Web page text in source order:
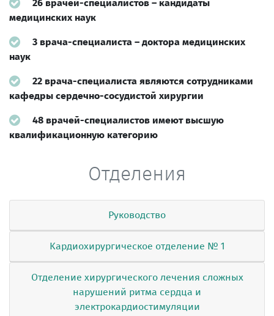
26 врачей-специалистов – кандидаты
медицинских наук
3 врача-специалиста – доктора медицинских
наук
22 врача-специалиста являются сотрудниками
кафедры сердечно-сосудистой хирургии
48 врачей-специалистов имеют высшую
квалификационную категорию
Отделения
Руководство
Кардиохирургическое отделение № 1
Отделение хирургического лечения сложных
нарушений ритма сердца и
электрокардиостимуляции